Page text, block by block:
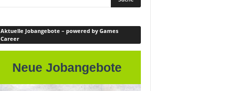
Aktuelle Jobangebote – powered by Games
Career